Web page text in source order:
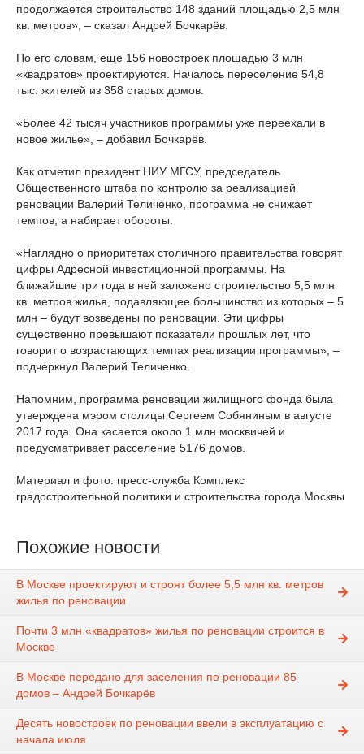
продолжается строительство 148 зданий площадью 2,5 млн
кв. метров», – сказал Андрей Бочкарёв.
По его словам, еще 156 новостроек площадью 3 млн
«квадратов» проектируются. Началось переселение 54,8
тыс. жителей из 358 старых домов.
«Более 42 тысяч участников программы уже переехали в
новое жилье», – добавил Бочкарёв.
Как отметил президент НИУ МГСУ, председатель
Общественного штаба по контролю за реализацией
реновации Валерий Теличенко, программа не снижает
темпов, а набирает обороты.
«Наглядно о приоритетах столичного правительства говорят
цифры Адресной инвестиционной программы. На
ближайшие три года в ней заложено строительство 5,5 млн
кв. метров жилья, подавляющее большинство из которых – 5
млн – будут возведены по реновации. Эти цифры
существенно превышают показатели прошлых лет, что
говорит о возрастающих темпах реализации программы», –
подчеркнул Валерий Теличенко.
Напомним, программа реновации жилищного фонда была
утверждена мэром столицы Сергеем Собяниным в августе
2017 года. Она касается около 1 млн москвичей и
предусматривает расселение 5176 домов.
Материал и фото: пресс-служба Комплекс
градостроительной политики и строительства города Москвы
Похожие новости
В Москве проектируют и строят более 5,5 млн кв. метров
жилья по реновации
Почти 3 млн «квадратов» жилья по реновации строится в
Москве
В Москве передано для заселения по реновации 85
домов – Андрей Бочкарёв
Десять новостроек по реновации ввели в эксплуатацию с
начала июля